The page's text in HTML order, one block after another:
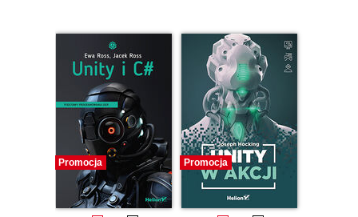
Promocja Promocja